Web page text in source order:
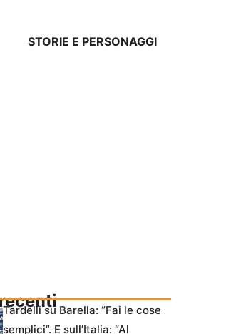
STORIE E PERSONAGGI
Tardelli su Barella: “Fai le cose
semplici”. E sull’Italia: “Al